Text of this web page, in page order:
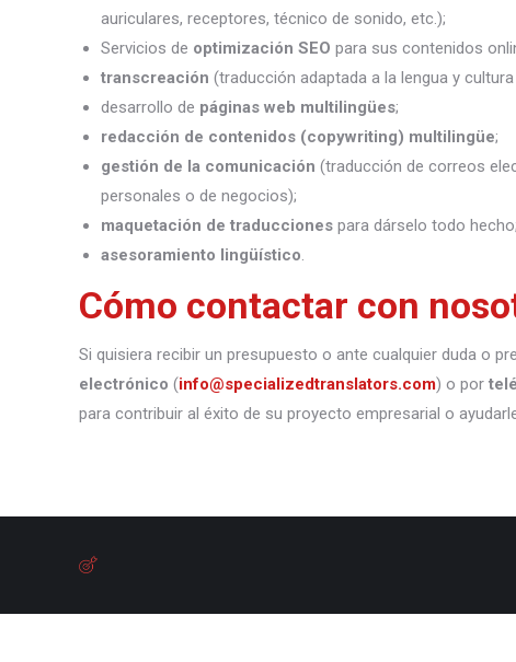
auriculares, receptores, técnico de sonido, etc.);
Servicios de optimización SEO para sus contenidos
transcreación (traducción adaptada a la lengua y
desarrollo de páginas web multilingües;
redacción de contenidos (copywriting) multilingüe;
gestión de la comunicación (traducción de correos
personales o de negocios);
maquetación de traducciones para dárselo todo hecho;
asesoramiento lingüístico
Cómo contactar con
Si quisiera recibir un presupuesto o ante cualquier duda o
electrónico (info@specializedtranslators.com) o por
para contribuir al éxito de su proyecto empresarial o